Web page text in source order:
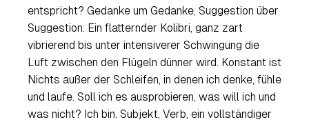
entspricht? Gedanke um Gedanke, Suggestion über
Suggestion. Ein flatternder Kolibri, ganz zart
vibrierend bis unter intensiverer Schwingung die
Luft zwischen den Flügeln dünner wird. Konstant ist
Nichts außer der Schleifen, in denen ich denke, fühle
und laufe. Soll ich es ausprobieren, was will ich und
was nicht? Ich bin. Subjekt, Verb, ein vollständiger